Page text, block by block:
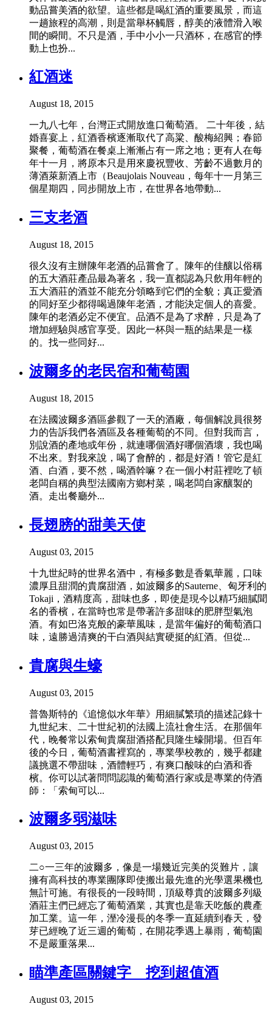
動品嘗美酒的欲望。這些都是喝紅酒的重要風景，而這
一趟旅程的高潮，則是當舉杯觸唇，醇美的液體滑入喉
間的瞬間。不只是酒，手中小小一只酒杯，在感官的悸
動上也扮...
紅酒迷
August 18, 2015
一九八七年，台灣正式開放進口葡萄酒。 二十年後，結
婚喜宴上，紅酒香檳逐漸取代了高粱、酸梅紹興；春節
聚餐，葡萄酒在餐桌上漸漸占有一席之地；更有人在每
年十一月，將原本只是用來慶祝豐收、芳齡不過數月的
薄酒萊新酒上市（Beaujolais Nouveau，每年十一月第三
個星期四，同步開放上市，在世界各地帶動...
三支老酒
August 18, 2015
很久沒有主辦陳年老酒的品嘗會了。陳年的佳釀以俗稱
的五大酒莊產品最為著名，我一直都認為只飲用年輕的
五大酒莊的酒並不能充分領略到它們的全貌；真正愛酒
的同好至少都得喝過陳年老酒，才能決定個人的喜愛。
陳年的老酒必定不便宜。品酒不是為了求醉，只是為了
增加經驗與感官享受。因此一杯與一瓶的結果是一樣
的。找一些同好...
波爾多的老民宿和葡萄園
August 18, 2015
在法國波爾多酒區參觀了一天的酒廠，每個解說員很努
力的告訴我們各酒區及各種葡萄的不同。但對我而言，
別說酒的產地或年份，就連哪個酒好哪個酒壞，我也喝
不出來。對我來說，喝了會醉的，都是好酒！管它是紅
酒、白酒，要不然，喝酒幹嘛？在一個小村莊裡吃了頓
老闆自稱的典型法國南方鄉村菜，喝老闆自家釀製的
酒。走出餐廳外...
長翅膀的甜美天使
August 03, 2015
十九世紀時的世界名酒中，有極多數是香氣華麗，口味
濃厚且甜潤的貴腐甜酒，如波爾多的Sauterne、匈牙利的
Tokaji，酒精度高，甜味也多，即使是現今以精巧細膩聞
名的香檳，在當時也常是帶著許多甜味的肥胖型氣泡
酒。有如巴洛克般的豪華風味，是當年偏好的葡萄酒口
味，遠勝過清爽的干白酒與結實硬挺的紅酒。但從...
貴腐與生蠔
August 03, 2015
普魯斯特的《追憶似水年華》用細膩繁瑣的描述記錄十
九世紀末、二十世紀初的法國上流社會生活。在那個年
代，晚餐常以索甸貴腐甜酒搭配貝隆生蠔開場。但百年
後的今日，葡萄酒書裡寫的，專業學校教的，幾乎都建
議挑選不帶甜味，酒體輕巧，有爽口酸味的白酒和香
檳。你可以試著問問認識的葡萄酒行家或是專業的侍酒
師：「索甸可以...
波爾多弱滋味
August 03, 2015
二○一三年的波爾多，像是一場幾近完美的災難片，讓
擁有高科技的專業團隊即使搬出最先進的光學選果機也
無計可施。有很長的一段時間，頂級尊貴的波爾多列級
酒莊主們已經忘了葡萄酒業，其實也是靠天吃飯的農產
加工業。這一年，溼冷漫長的冬季一直延續到春天，發
芽已經晚了近三週的葡萄，在開花季遇上暴雨，葡萄園
不是嚴重落果...
瞄準產區關鍵字 挖到超值酒
August 03, 2015